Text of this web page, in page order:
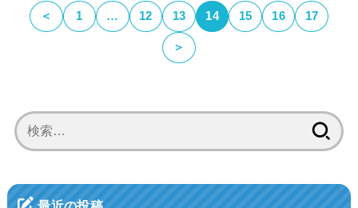
＜ 1 … 12 13 14 15 16 17
＞
索:
最近の投稿